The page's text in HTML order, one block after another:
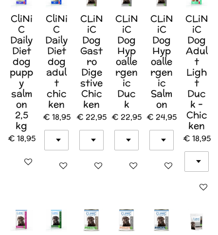
CliNi
C
Daily
Diet
dog
pupp
y
salm
on
2,5
kg
€ 18,95
In winkelwagen
CliNi
C
Daily
Diet
dog
adul
t
chic
ken
€ 18,95
In winkelwagen
CLiN
iC
Dog
Gast
ro
Dige
stive
Chic
ken
€ 22,95
In winkelwagen
CLiN
iC
Dog
Hyp
oalle
rgen
ic
Duc
k
€ 22,95
In winkelwagen
CLiN
iC
Dog
Hyp
oalle
rgen
ic
Salm
on
€ 24,95
In winkelwagen
CLiN
iC
Dog
Adul
t
Ligh
t
Duc
k -
Chic
ken
€ 18,95
In